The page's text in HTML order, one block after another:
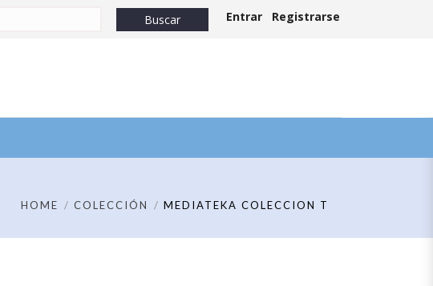
Entrar Registrarse
HOME COLECCIÓN MEDIATEKA COLECCION T